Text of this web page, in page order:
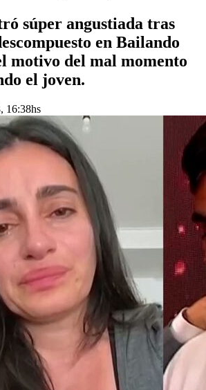
súper angustiada tras
en Bailando
motivo del mal momento
el joven.
16:38hs